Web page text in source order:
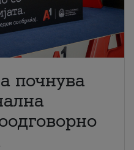
почнува